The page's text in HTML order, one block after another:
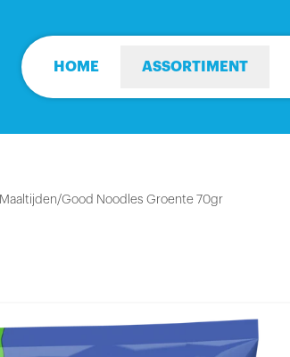
HOME ASSORTIMENT
Maaltijden/Good Noodles Groente 70gr